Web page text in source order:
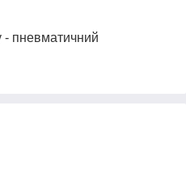
- пневматичний